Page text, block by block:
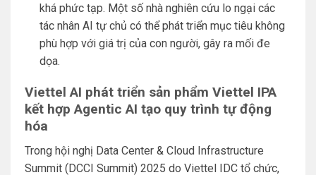
khá phức tạp. Một số nhà nghiên cứu lo ngại các
tác nhân AI tự chủ có thể phát triển mục tiêu không
phù hợp với giá trị của con người, gây ra mối đe
dọa.
Viettel AI phát triển sản phẩm Viettel IPA
kết hợp Agentic AI tạo quy trình tự động
hóa
Trong hội nghị Data Center & Cloud Infrastructure
Summit (DCCI Summit) 2025 do Viettel IDC tổ chức,